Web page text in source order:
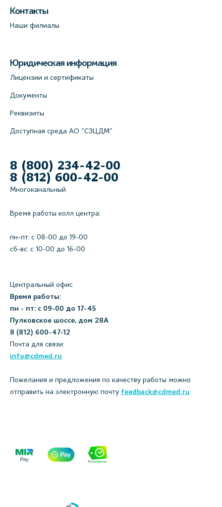
Контакты
Наши филиалы
Юридическая информация
Лицензии и сертификаты
Документы
Реквизиты
Доступная среда АО "СЗЦДМ"
8 (800) 234-42-00
8 (812) 600-42-00
Многоканальный
Время работы колл центра:
пн-пт: c 08-00 до 19-00
сб-вс: с 10-00 до 16-00
Центральный офис
Время работы:
пн - пт: с 09-00 до 17-45
Пулковское шоссе, дом 28А
8 (812) 600-47-12
Почта для связи:
info@cdmed.ru
Пожелания и предложения по качеству работы можно
отправить на электронную почту feedback@cdmed.ru